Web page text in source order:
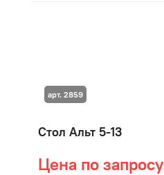
Стол Альт 5-13
Цена по запросу
арт. 2859